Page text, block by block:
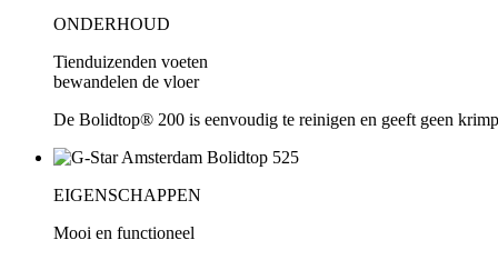
ONDERHOUD
Tienduizenden voeten
bewandelen de vloer
De Bolidtop® 200 is eenvoudig te reinigen en geeft geen krimp
EIGENSCHAPPEN
Mooi en functioneel